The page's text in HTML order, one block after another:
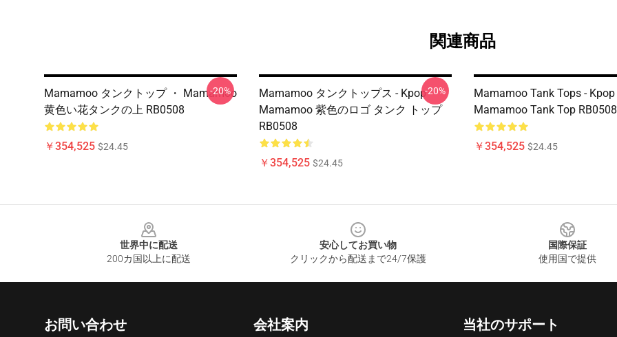
関連商品
Mamamoo タンクトップ ・ Mamamoo
黄色い花タンクの上 RB0508
￥354,525 $24.45
-20%
Mamamoo タンクトップス - Kpop
Mamamoo 紫色のロゴ タンク トップ
RB0508
￥354,525 $24.45
-20%
Mamamoo Tank Tops - Kpop
Mamamoo Tank Top RB0508
￥354,525 $24.45
世界中に配送
200カ国以上に配送
安心してお買い物
クリックから配送まで24/7保護
国際保証
使用国で提供
お問い合わせ 会社案内 当社のサポート